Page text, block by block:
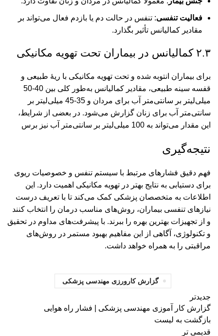
فعالیت تنفسی: تنفس در حالت دم یا بازدم فعال می‌تواند بر
مقادیر کمالیانس تأثیر بگذارد.
۲.۳ کمالیانس در بیماران تحت تهویه مکانیکی
برای بیماران انتوبه شده و تحت تهویه مکانیکی با ریۀ طبیعی و
قفسه سینه طبیعی، مقادیر کمالیانس به‌طور کلی بین 40-50
میلی‌لیتر بر سانتی‌متر آب برای مردان و 35-45 میلی‌لیتر بر
سانتی‌متر آب برای زنان گزارش می‌شود. در بعضی از شرایط،
این مقدار می‌تواند به 100 میلی‌لیتر بر سانتی‌متر آب نیز برس
نتیجه‌گیری
فهم دقیق فشارهای مرتبط با سیستم تنفس و خصوصیات ریوی
برای دستیابی به نتایج بهتر در تهویه مکانیکی اهمیت دارد. این
اطلاعات به متخصصان پزشکی کمک می‌کند تا با تعریف درست
نیازهای تنفسی بیماران، روش‌های مناسب درمان را انتخاب کنند
و از تجهیزات بهترین بهره را ببرند. با پیشرفت‌های مداوم در تحقیق
و تکنولوژی، آگاهی از این مفاهیم بهبود مستمر در روش‌های
مراقبتی را به همراه خواهد داشت.
گزارش کارورزی مهندسی پزشکی
جدیدتر
گزارش کار آموزی مهندسی پزشکی | فشار راه هوایی
بازگشت به لیست
قدیمی تر